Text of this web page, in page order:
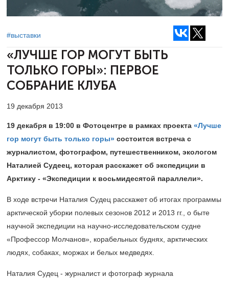
#выставки
«ЛУЧШЕ ГОР МОГУТ БЫТЬ
ТОЛЬКО ГОРЫ»: ПЕРВОЕ
СОБРАНИЕ КЛУБА
19 декабря 2013
19 декабря в 19:00 в Фотоцентре в рамках проекта «Лучше
гор могут быть только горы» состоится встреча с
журналистом, фотографом, путешественником, экологом
Наталией Судеец, которая расскажет об экспедиции в
Арктику - «Экспедиции к восьмидесятой параллели».
В ходе встречи Наталия Судец расскажет об итогах программы
арктической уборки полевых сезонов 2012 и 2013 гг., о быте
научной экспедиции на научно-исследовательском судне
«Профессор Молчанов», корабельных буднях, арктических
людях, собаках, моржах и белых медведях.
Наталия Судец - журналист и фотограф журнала